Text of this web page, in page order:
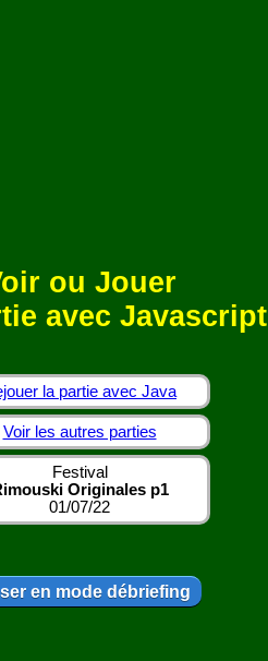
ou Jouer
avec Javascript
la partie avec Java
Voir les autres parties
Festival
Originales p1
01/07/22
en mode débriefing